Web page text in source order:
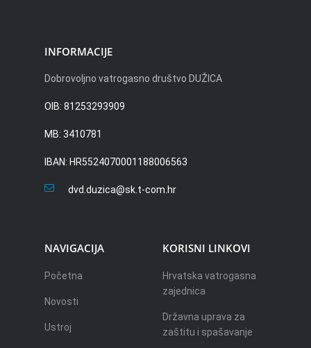
INFORMACIJE
Dobrovoljno vatrogasno društvo DUŽICA
OIB: 81253293909
MB: 3410781
IBAN: HR5524070001188006563
dvd.duzica@sk.t-com.hr
NAVIGACIJA
Početna
Novosti
Ustroj
KORISNI LINKOVI
Hrvatska vatrogasna
zajednica
Državna uprava za
zaštitu i spašavanje